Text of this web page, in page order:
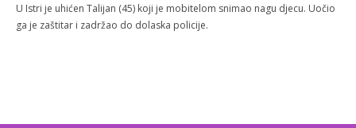
U Istri je uhićen Talijan (45) koji je mobitelom snimao nagu djecu. Uočio
ga je zaštitar i zadržao do dolaska policije.